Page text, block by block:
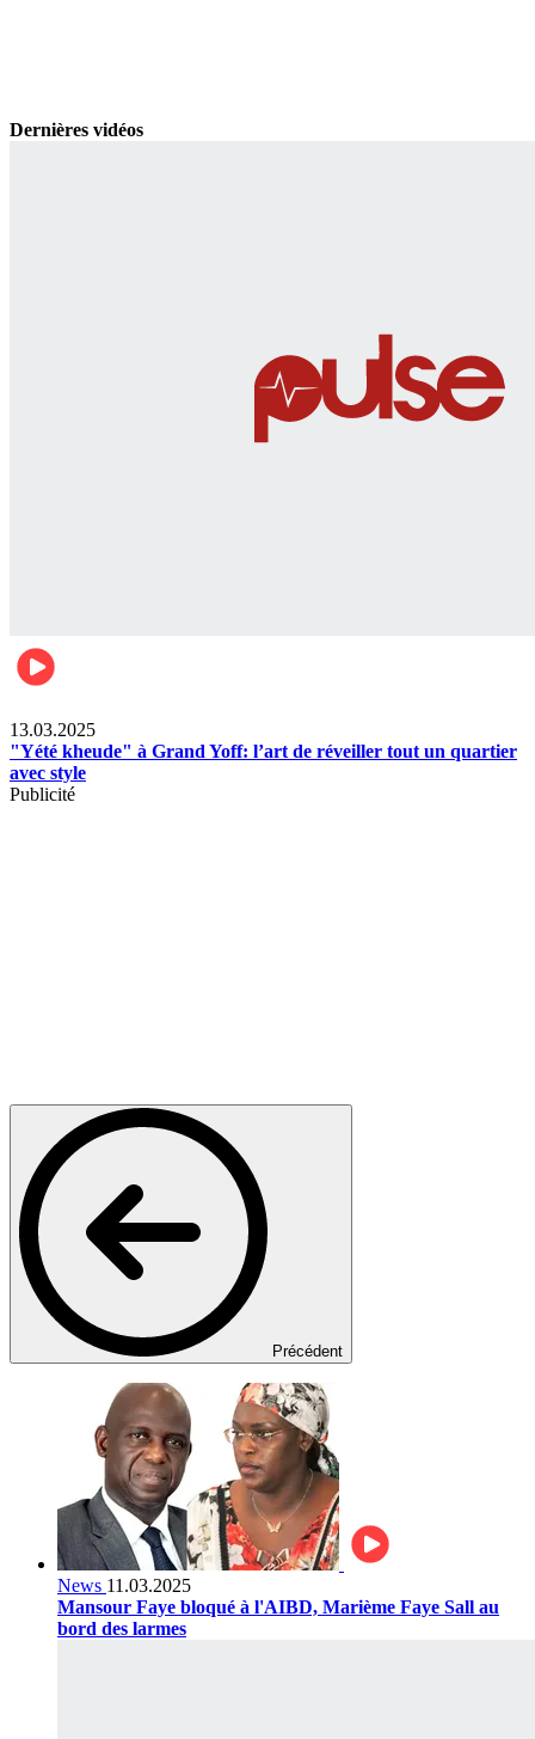
Dernières vidéos
13.03.2025
"Yété kheude" à Grand Yoff: l’art de réveiller tout un quartier
avec style
Publicité
Précédent
News 11.03.2025
Mansour Faye bloqué à l'AIBD, Marième Faye Sall au
bord des larmes